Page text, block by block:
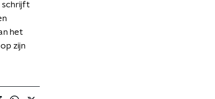
schrijft
het
zijn